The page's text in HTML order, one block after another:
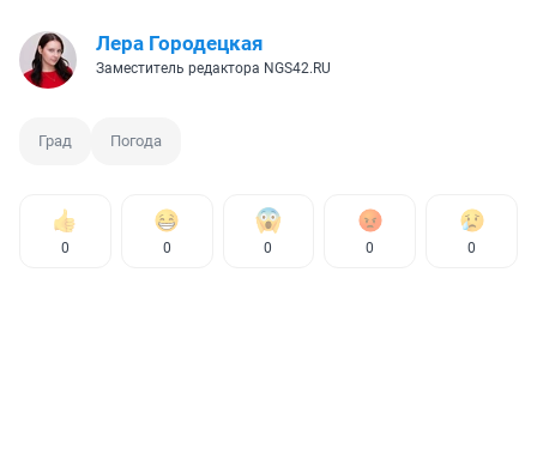
Лера Городецкая
Заместитель редактора NGS42.RU
Град Погода
0 0 0 0 0